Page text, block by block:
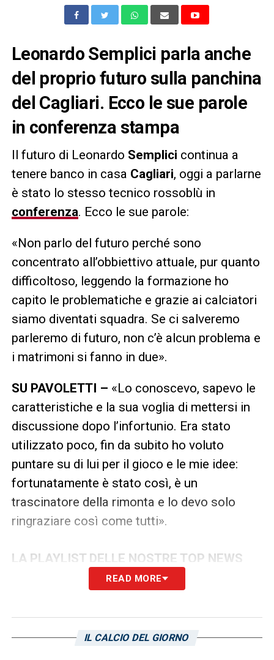
Leonardo Semplici parla anche
del proprio futuro sulla panchina
del Cagliari. Ecco le sue parole
in conferenza stampa
Il futuro di Leonardo Semplici continua a
tenere banco in casa Cagliari, oggi a parlarne
è stato lo stesso tecnico rossoblù in
conferenza. Ecco le sue parole:
«Non parlo del futuro perché sono
concentrato all’obbiettivo attuale, pur quanto
difficoltoso, leggendo la formazione ho
capito le problematiche e grazie ai calciatori
siamo diventati squadra. Se ci salveremo
parleremo di futuro, non c’è alcun problema e
i matrimoni si fanno in due».
SU PAVOLETTI – «Lo conoscevo, sapevo le
caratteristiche e la sua voglia di mettersi in
discussione dopo l’infortunio. Era stato
utilizzato poco, fin da subito ho voluto
puntare su di lui per il gioco e le mie idee:
fortunatamente è stato così, è un
trascinatore della rimonta e lo devo solo
ringraziare così come tutti».
LA PLAYLIST DELLE NOSTRE TOP NEWS
READ MORE
IL CALCIO DEL GIORNO